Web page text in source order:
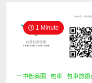
1 Minute
一中街商圈 包車 包車旅